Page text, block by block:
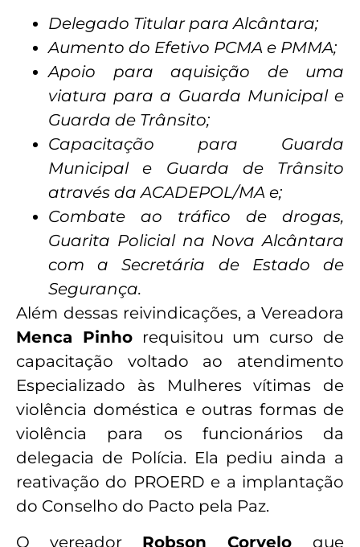
Delegado Titular para Alcântara;
Aumento do Efetivo PCMA e PMMA;
Apoio para aquisição de uma
viatura para a Guarda Municipal e
Guarda de Trânsito;
Capacitação para Guarda
Municipal e Guarda de Trânsito
através da ACADEPOL/MA e;
Combate ao tráfico de drogas,
Guarita Policial na Nova Alcântara
com a Secretária de Estado de
Segurança.
Além dessas reivindicações, a Vereadora
Menca Pinhorequisitou um curso de
capacitação voltado ao atendimento
Especializado às Mulheres vítimas de
violência doméstica e outras formas de
violência para os funcionários da
delegacia de Polícia. Ela pediu ainda a
reativação do PROERD e a implantação
do Conselho do Pacto pela Paz.
O vereador Robson Corvelo que